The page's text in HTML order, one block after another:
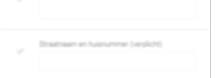
Straatnaam en huisnummer (verplicht)